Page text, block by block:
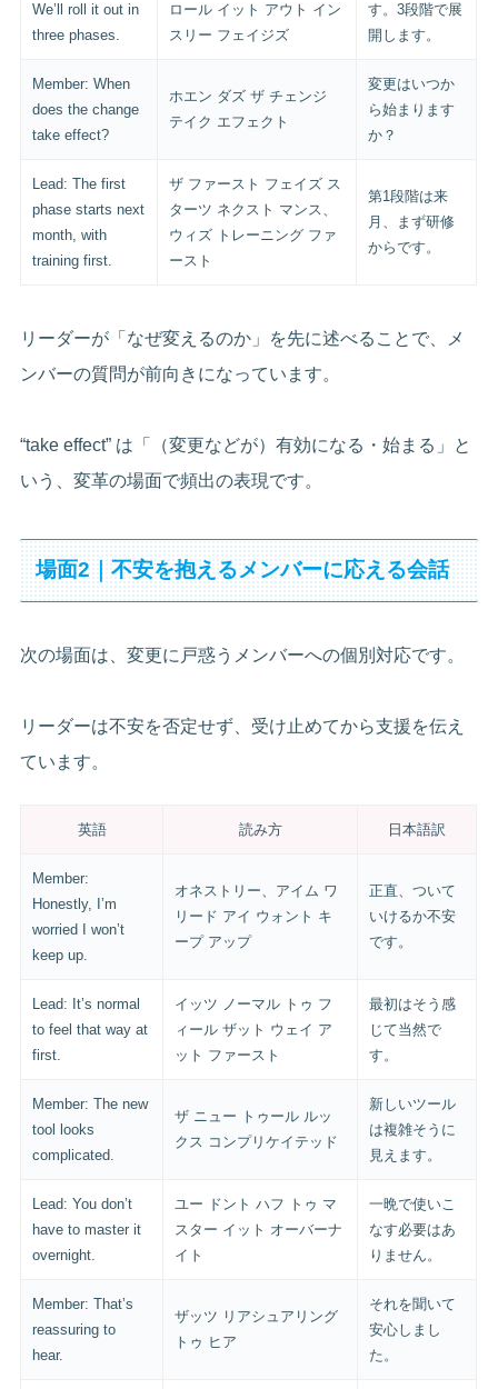
We’ll roll it out in
three phases.
ロール イット アウト イン
スリー フェイジズ
す。3段階で展
開します。
Member: When
does the change
take effect?
ホエン ダズ ザ チェンジ
テイク エフェクト
変更はいつか
ら始まります
か？
Lead: The first
phase starts next
month, with
training first.
ザ ファースト フェイズ ス
ターツ ネクスト マンス、
ウィズ トレーニング ファ
ースト
第1段階は来
月、まず研修
からです。
リーダーが「なぜ変えるのか」を先に述べることで、メ
ンバーの質問が前向きになっています。
“take effect” は「（変更などが）有効になる・始まる」と
いう、変革の場面で頻出の表現です。
場面2｜不安を抱えるメンバーに応える会話
次の場面は、変更に戸惑うメンバーへの個別対応です。
リーダーは不安を否定せず、受け止めてから支援を伝え
ています。
英語 読み方 日本語訳
Member:
Honestly, I’m
worried I won’t
keep up.
オネストリー、アイム ワ
リード アイ ウォント キ
ープ アップ
正直、ついて
いけるか不安
です。
Lead: It’s normal
to feel that way at
first.
イッツ ノーマル トゥ フ
ィール ザット ウェイ ア
ット ファースト
最初はそう感
じて当然で
す。
Member: The new
tool looks
complicated.
ザ ニュー トゥール ルッ
クス コンプリケイテッド
新しいツール
は複雑そうに
見えます。
Lead: You don’t
have to master it
overnight.
ユー ドント ハフ トゥ マ
スター イット オーバーナ
イト
一晩で使いこ
なす必要はあ
りません。
Member: That’s
reassuring to
hear.
ザッツ リアシュアリング
トゥ ヒア
それを聞いて
安心しまし
た。